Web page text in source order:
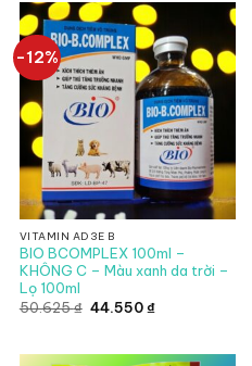
-12%
VITAMIN AD3E B
BIO BCOMPLEX 100ml –
KHÔNG C – Màu xanh da trời –
Lọ 100ml
50.625₫ Giá
44.550₫Giá
44.550 ₫.